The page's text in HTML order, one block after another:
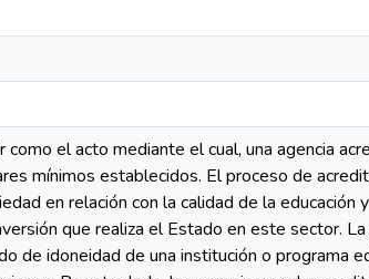
el acto mediante el cual, una agencia
mínimos establecidos. El proceso de
en relación con la calidad de la educación
que realiza el Estado en este sector.
de idoneidad de una institución o programa